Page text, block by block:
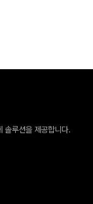
솔루션을 제공합니다.